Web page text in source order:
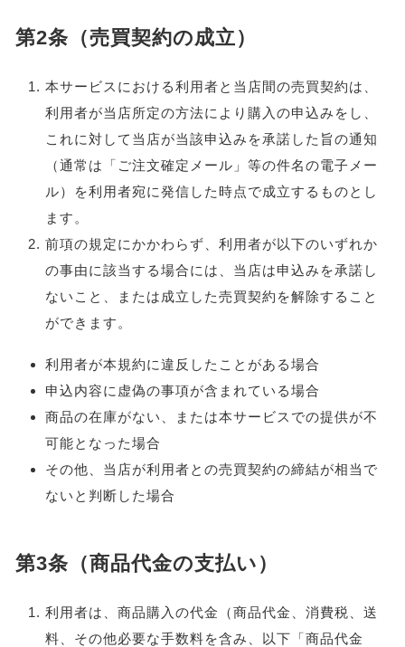
第2条（売買契約の成立）
本サービスにおける利用者と当店間の売買契約は、
利用者が当店所定の方法により購入の申込みをし、
これに対して当店が当該申込みを承諾した旨の通知
（通常は「ご注文確定メール」等の件名の電子メー
ル）を利用者宛に発信した時点で成立するものとし
ます。
前項の規定にかかわらず、利用者が以下のいずれか
の事由に該当する場合には、当店は申込みを承諾し
ないこと、または成立した売買契約を解除すること
ができます。
利用者が本規約に違反したことがある場合
申込内容に虚偽の事項が含まれている場合
商品の在庫がない、または本サービスでの提供が不
可能となった場合
その他、当店が利用者との売買契約の締結が相当で
ないと判断した場合
第3条（商品代金の支払い）
利用者は、商品購入の代金（商品代金、消費税、送
料、その他必要な手数料を含み、以下「商品代金